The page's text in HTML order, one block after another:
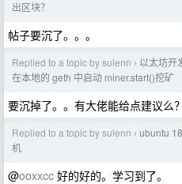
出区块？
帖子要沉了。。。
Replied to a topic by sulenn › 以太坊开
在本地的 geth 中启动 miner.start()挖矿
要沉掉了。。有大佬能给点建议么？
Replied to a topic by sulenn › ubuntu
机
@ooxxcc 好的好的。学习到了。